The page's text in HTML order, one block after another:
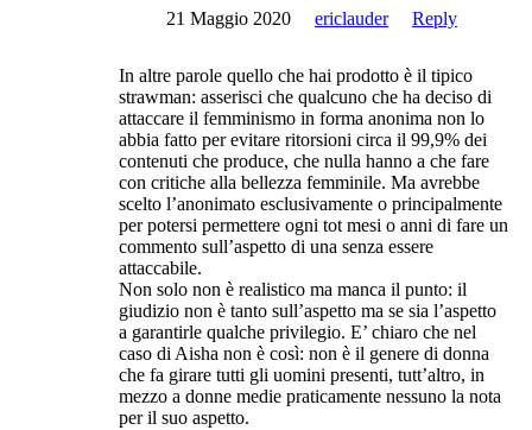
21 Maggio 2020
ericlauder Reply
In altre parole quello che hai prodotto è il tipico
strawman: asserisci che qualcuno che ha deciso di
attaccare il femminismo in forma anonima non lo
abbia fatto per evitare ritorsioni circa il 99,9% dei
contenuti che produce, che nulla hanno a che fare
con critiche alla bellezza femminile. Ma avrebbe
scelto l’anonimato esclusivamente o principalmente
per potersi permettere ogni tot mesi o anni di fare un
commento sull’aspetto di una senza essere
attaccabile.
Non solo non è realistico ma manca il punto: il
giudizio non è tanto sull’aspetto ma se sia l’aspetto
a garantirle qualche privilegio. E’ chiaro che nel
caso di Aisha non è così: non è il genere di donna
che fa girare tutti gli uomini presenti, tutt’altro, in
mezzo a donne medie praticamente nessuno la nota
per il suo aspetto.